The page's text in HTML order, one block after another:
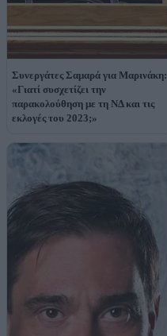
Συνεργάτες Σαμαρά για Μαρινάκη:
«Γιατί συσχετίζει την
παρακολούθηση με τη ΝΔ και τις
εκλογές του 2023;»